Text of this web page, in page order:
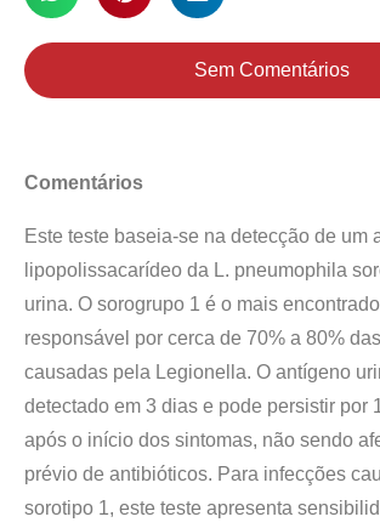
Sem Comentários
Comentários
Este teste baseia-se na detecção de um
lipopolissacarídeo da L. pneumophila
urina. O sorogrupo 1 é o mais
responsável por cerca de 70% a 80%
causadas pela Legionella. O antígeno
detectado em 3 dias e pode persistir por
após o início dos sintomas, não sendo
prévio de antibióticos. Para infecções
sorotipo 1, este teste apresenta